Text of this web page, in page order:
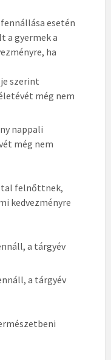
esetén
a gyermek a
ha
szerint
még nem
nappali
még nem
felnőttnek,
kedvezményre
a tárgyév
a tárgyév